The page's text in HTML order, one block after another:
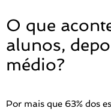
O que
alunos,
médio?
Por mais que 63% dos